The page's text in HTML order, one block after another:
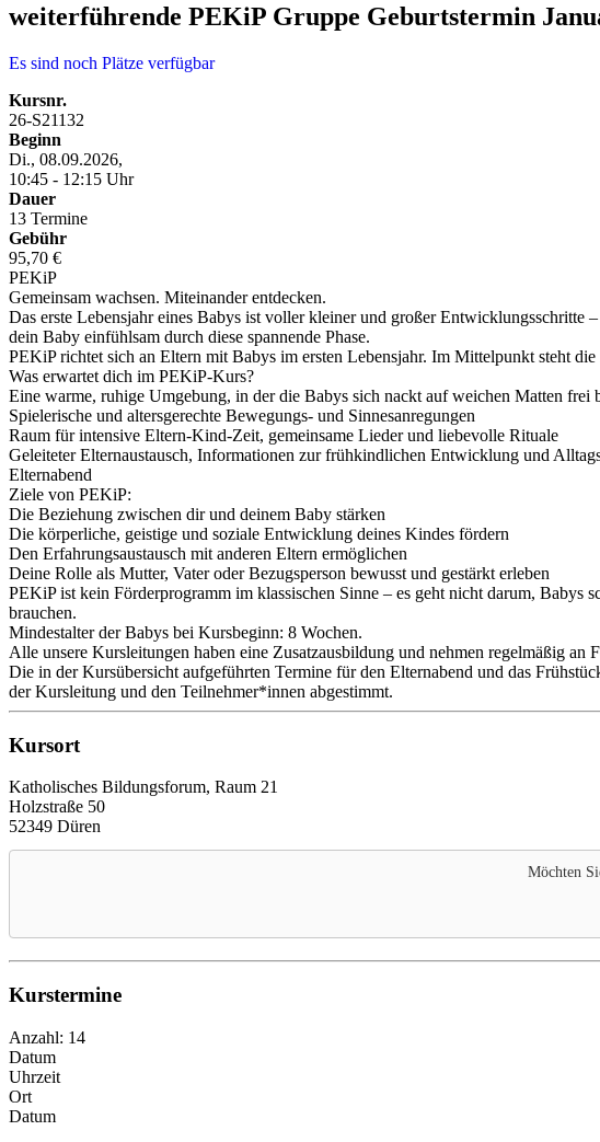
weiterführende PEKiP Gruppe Geburtstermin
Es sind noch Plätze verfügbar
Kursnr.
26-S21132
Beginn
Di., 08.09.2026,
10:45 - 12:15 Uhr
Dauer
13 Termine
Gebühr
95,70 €
PEKiP
Gemeinsam wachsen. Miteinander entdecken.
Das erste Lebensjahr eines Babys ist voller kleiner und großer
dein Baby einfühlsam durch diese spannende Phase.
PEKiP richtet sich an Eltern mit Babys im ersten Lebensjahr. Im Mittelpunkt steht
Was erwartet dich im PEKiP-Kurs?
Eine warme, ruhige Umgebung, in der die Babys sich nackt auf weichen Matten frei
Spielerische und altersgerechte Bewegungs- und Sinnesanregungen
Raum für intensive Eltern-Kind-Zeit, gemeinsame Lieder und liebevolle Rituale
Geleiteter Elternaustausch, Informationen zur frühkindlichen Entwicklung und
Elternabend
Ziele von PEKiP:
Die Beziehung zwischen dir und deinem Baby stärken
Die körperliche, geistige und soziale Entwicklung deines Kindes fördern
Den Erfahrungsaustausch mit anderen Eltern ermöglichen
Deine Rolle als Mutter, Vater oder Bezugsperson bewusst und gestärkt erleben
PEKiP ist kein Förderprogramm im klassischen Sinne – es geht nicht darum,
brauchen.
Mindestalter der Babys bei Kursbeginn: 8 Wochen.
Alle unsere Kursleitungen haben eine Zusatzausbildung und nehmen regelmäßig an
Die in der Kursübersicht aufgeführten Termine für den Elternabend und das
der Kursleitung und den Teilnehmer*innen abgestimmt.
Kursort
Katholisches Bildungsforum, Raum 21
Holzstraße 50
52349 Düren
Möchten
Kurstermine
Anzahl: 14
Datum
Uhrzeit
Ort
Datum